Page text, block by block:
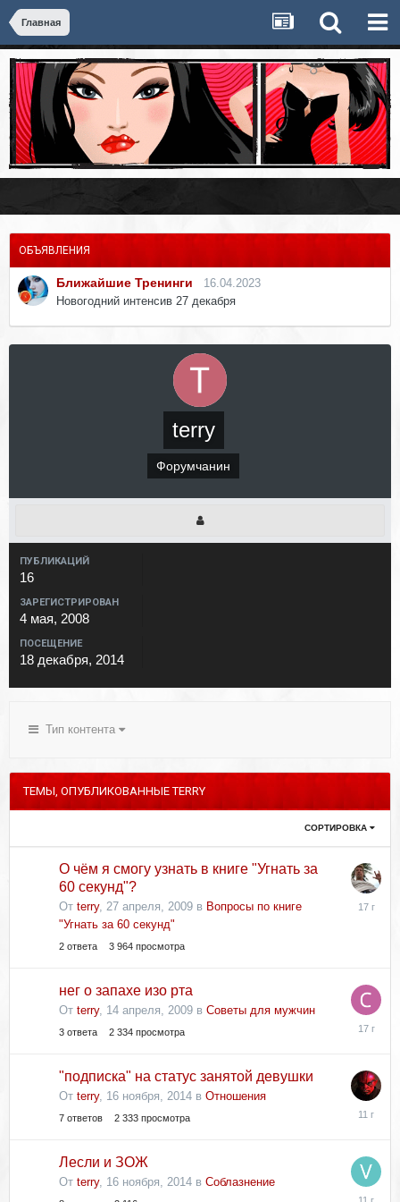
Главная
ОБЪЯВЛЕНИЯ
Ближайшие Тренинги
16.04.2023
Новогодний интенсив 27 декабря
terry
Форумчанин
ПУБЛИКАЦИЙ
16
ЗАРЕГИСТРИРОВАН
4 мая, 2008
ПОСЕЩЕНИЕ
18 декабря, 2014
Тип контента
ТЕМЫ, ОПУБЛИКОВАННЫЕ TERRY
СОРТИРОВКА
О чём я смогу узнать в книге "Угнать за
60 секунд"?
От terry, 27 апреля, 2009 в Вопросы по книге
"Угнать за 60 секунд"
2 ответа 3 964 просмотра
28
нег о запахе изо рта
От terry, 14 апреля, 2009 в Советы для мужчин
3 ответа 2 334 просмотра
14
"подписка" на статус занятой девушки
От terry, 16 ноября, 2014 в Отношения
7 ответов 2 333 просмотра
17
Лесли и ЗОЖ
От terry, 16 ноября, 2014 в Соблазнение
17